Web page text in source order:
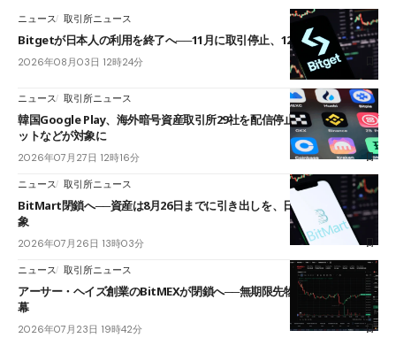
ニュース 取引所ニュース
Bitgetが日本人の利用を終了へ──11月に取引停止、12月末に強制決済
2026年08月03日 12時24分
ニュース 取引所ニュース
韓国Google Play、海外暗号資産取引所29社を配信停止──OKXやバイビ
ットなどが対象に
2026年07月27日 12時16分
ニュース 取引所ニュース
BitMart閉鎖へ──資産は8月26日までに引き出しを、日本人利用者も対
象
2026年07月26日 13時03分
ニュース 取引所ニュース
アーサー・ヘイズ創業のBitMEXが閉鎖へ──無期限先物を生んだ11年に
幕
2026年07月23日 19時42分